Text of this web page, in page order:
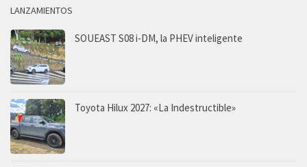
LANZAMIENTOS
SOUEAST S08 i-DM, la PHEV inteligente
Toyota Hilux 2027: «La Indestructible»